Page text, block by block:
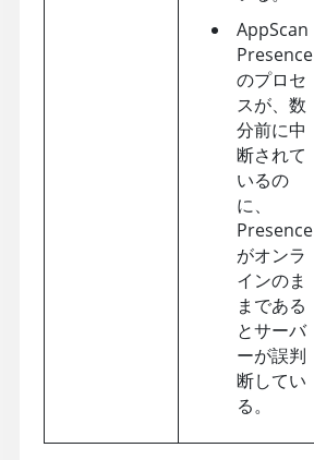
AppScan
Presence
のプロセ
スが、数
分前に中
断されて
いるの
に、
Presence
がオンラ
インのま
まである
とサーバ
ーが誤判
断してい
る。